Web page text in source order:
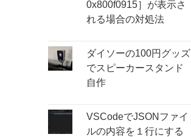
0x800f0915］が表示さ
れる場合の対処法
ダイソーの100円グッズ
でスピーカースタンド
自作
VSCodeでJSONファイ
ルの内容を１行にする